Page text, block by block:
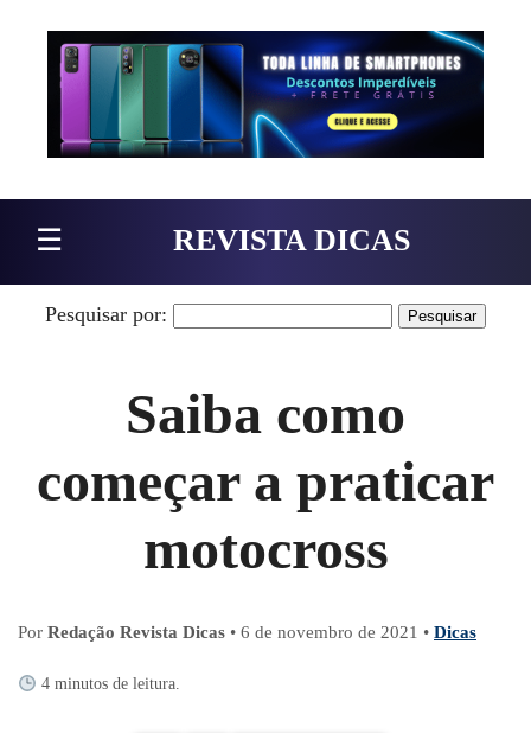
Pular para o conteúdo
☰ REVISTA DICAS
Pesquisar por:
Saiba como
começar a praticar
motocross
Por Redação Revista Dicas • 6 de novembro de 2021 • Dicas
4 minutos de leitura.